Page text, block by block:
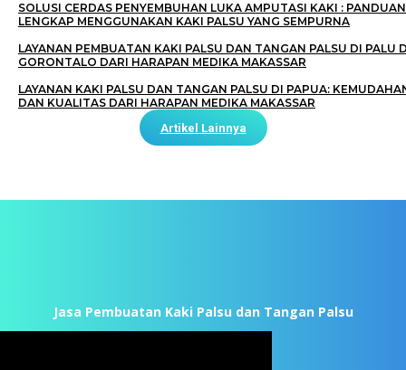
SOLUSI CERDAS PENYEMBUHAN LUKA AMPUTASI KAKI : PANDUAN
LENGKAP MENGGUNAKAN KAKI PALSU YANG SEMPURNA
LAYANAN PEMBUATAN KAKI PALSU DAN TANGAN PALSU DI PALU
GORONTALO DARI HARAPAN MEDIKA MAKASSAR
LAYANAN KAKI PALSU DAN TANGAN PALSU DI PAPUA:
DAN KUALITAS DARI HARAPAN MEDIKA MAKASSAR
Artikel Lainnya
Jasa Pembuatan Kaki Palsu dan Tangan Palsu